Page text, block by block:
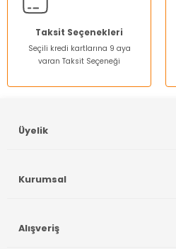
Taksit Seçenekleri
Seçili kredi kartlarına 9 aya
varan Taksit Seçeneği
Üyelik
Kurumsal
Alışveriş